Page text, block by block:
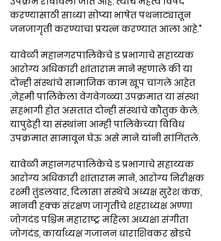
करण्यासाठी साध्या सोप्या भाषेत पथनाट्यातून
जनजागृती करण्याचा प्रयत्न करण्यात आला आहे."
यावेळी महानगरपालिकेचे ड प्रभागाचे सहाय्यक
आरोग्य अधिकारी शांताराम माने म्हणाले की या
दोन्ही संस्थांचे सामाजिक काम खूप चांगले आहेत
,नेहमी पालिकेला वेगवेगळ्या उपक्रमात या संस्था
सहभागी होत असतात दोन्ही संस्थांचे कौतुक केले.
यापुढेही या संस्थांना आम्ही पालिकेच्या विविध
उपक्रमात सामावून घेऊ असे माने यांनी सांगितले.
यावेळी महानगरपालिकेचे ड प्रभागाचे सहाय्यक
आरोग्य अधिकारी शांताराम माने, आरोग्य निरीक्षक
रश्मी तुंडलवार, दिलासा संस्थेचे अध्यक्ष सुरेश कंक,
मानवी हक्क संरक्षण जागृतीचे शहराध्यक्ष अण्णा
जोगदंड पश्चिम महाराष्ट्र महिला अध्यक्षा संगीता
जोगदंड, कार्याध्यक्ष गजानन धाराशिवकर खेडचे